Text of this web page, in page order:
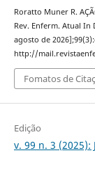
Roratto Muner R.
Rev. Enferm. Atual In
agosto de
http://
Fomatos de
Edição
v. 99 n. 3 (2025):